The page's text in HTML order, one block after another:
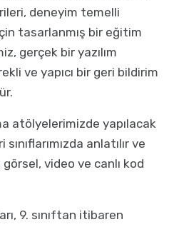
deneyim temelli
tasarlanmış bir eğitim
gerçek bir yazılım
ve yapıcı bir geri bildirim
atölyelerimizde yapılacak
anlatılır ve
görsel, video ve canlı kod
9. sınıftan itibaren